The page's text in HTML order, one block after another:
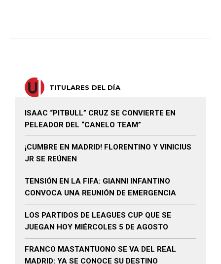
TITULARES DEL DÍA
ISAAC “PITBULL” CRUZ SE CONVIERTE EN
PELEADOR DEL “CANELO TEAM”
¡CUMBRE EN MADRID! FLORENTINO Y VINICIUS
JR SE REÚNEN
TENSIÓN EN LA FIFA: GIANNI INFANTINO
CONVOCA UNA REUNIÓN DE EMERGENCIA
LOS PARTIDOS DE LEAGUES CUP QUE SE
JUEGAN HOY MIÉRCOLES 5 DE AGOSTO
FRANCO MASTANTUONO SE VA DEL REAL
MADRID: YA SE CONOCE SU DESTINO